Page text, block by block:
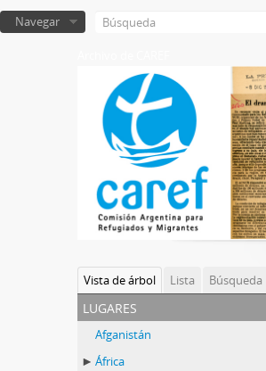
Navegar
Vista de árbol Lista Búsqueda
lugares
Afganistán
África